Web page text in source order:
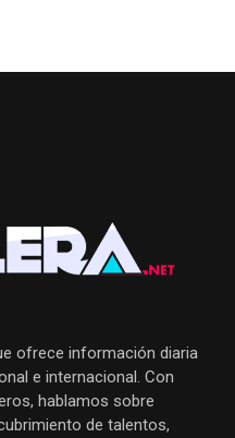
ofrece información diaria
e internacional. Con
hablamos sobre
de talentos,